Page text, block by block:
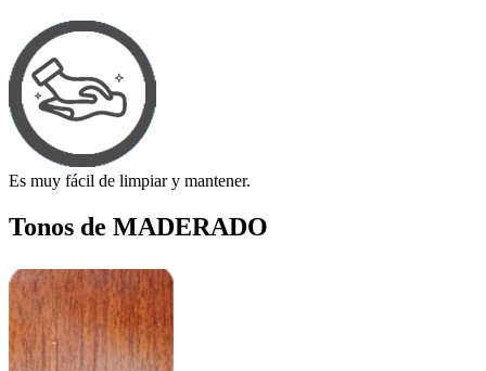
Es muy fácil de limpiar y mantener.
Tonos de MADERADO